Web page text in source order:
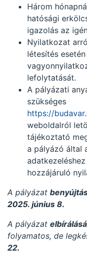
Három
hatósági
igazolás az
Nyilatkozat
létesítés
lefolytatását.
A pályázati
szükséges
https://
weboldalról
tájékoztató
a pályázó által
hozzájáruló
A pályázat
2025. június 8.
A pályázat
folyamatos, de
22.